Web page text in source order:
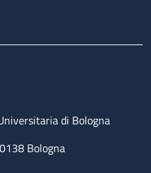
di Bologna
Bologna